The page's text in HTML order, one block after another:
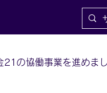
の協働事業を進めまし